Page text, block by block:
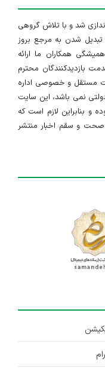
منقضی شده
استخدام در تاریخ ۱۳۹۱/۱/۱۰ راه اندازی شد و با تلاش گروهی
شدن به مرجع بروز
همکاران ما ارائه
بازدیدکنندگان محترم
مستقل و خصوصی اداره
نمی باشد، این سایت
و بنابراین لازم است که
صحت و سقم اخبار منتشر